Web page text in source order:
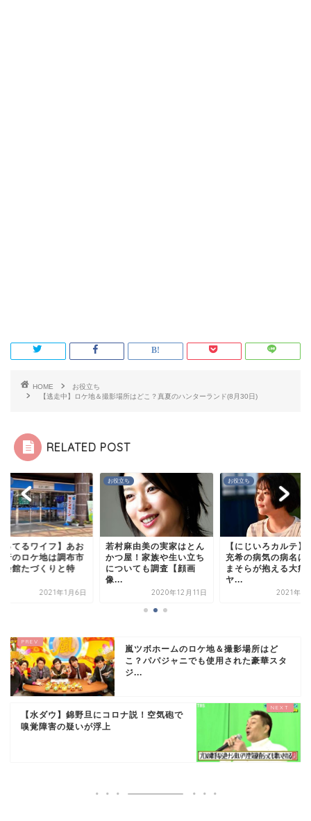
HOME
お役立ち
【逃走中】ロケ地＆撮影場所はどこ？真夏のハンターランド(8月30日)
RELATED POST
ってるワイフ】あお
行のロケ地は調布市
会館たづくりと特
2021年1月6日
お役立ち
若村麻由美の実家はとん
かつ屋！家族や生い立ち
についても調査【顔画
像...
2020年12月11日
お役立ち
【にじいろカルテ】
充希の病気の病名は
まそらが抱える大病
ヤ...
2021年1
嵐ツボホームのロケ地＆撮影場所はど
こ？パパジャニでも使用された豪華スタ
ジ...
【水ダウ】錦野旦にコロナ説！空気砲で
嗅覚障害の疑いが浮上